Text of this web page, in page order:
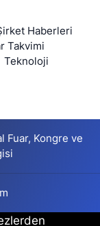
Haberleri
Takvimi
Teknoloji
Fuar, Kongre ve